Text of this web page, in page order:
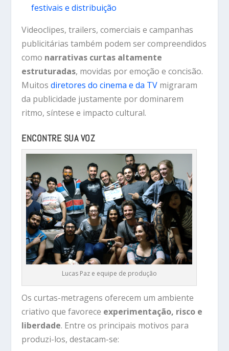
festivais e distribuição
Videoclipes, trailers, comerciais e campanhas
publicitárias também podem ser compreendidos
como narrativas curtas altamente
estruturadas, movidas por emoção e concisão.
Muitosdiretores do cinema e da TV migraram
da publicidade justamente por dominarem
ritmo, síntese e impacto cultural.
ENCONTRE SUA VOZ
Lucas Paz e equipe de produção
Os curtas-metragens oferecem um ambiente
criativo que favorece experimentação, risco e
liberdade. Entre os principais motivos para
produzi-los, destacam-se: